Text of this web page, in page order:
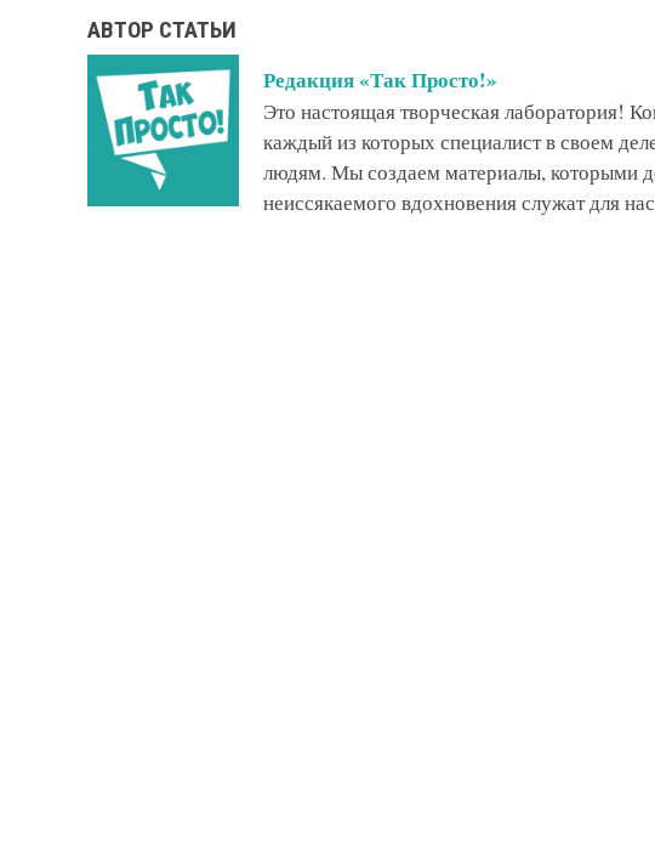
АВТОР СТАТЬИ
Редакция «Так Просто!»
Это настоящая творческая лаборатория!
каждый из которых специалист в своем
людям. Мы создаем материалы, которыми
неиссякаемого вдохновения служат для